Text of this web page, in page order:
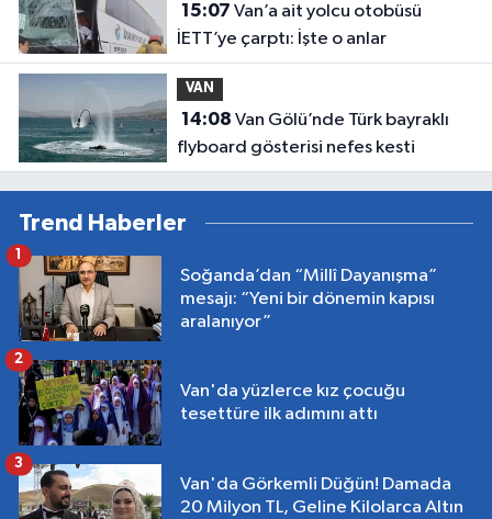
15:07
İETT’ye çarptı: İşte o anlar
VAN
14:08
flyboard gösterisi nefes kesti
Trend Haberler
Soğanda’dan “Millî Dayanışma”
mesajı: “Yeni bir dönemin kapısı
aralanıyor”
1
Van'da yüzlerce kız çocuğu
tesettüre ilk adımını attı
2
Van'da Görkemli Düğün! Damada
20 Milyon TL, Geline Kilolarca Altın
3